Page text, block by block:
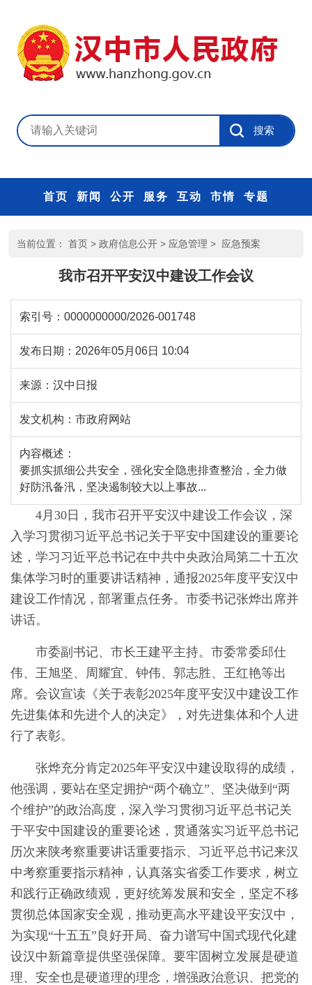
首页 新闻 公开 服务 互动 市情 专题
当前位置： 首页 > 政府信息公开 > 应急管理 > 应急预案
我市召开平安汉中建设工作会议
索引号： 0000000000/2026-001748
发布日期： 2026年05月06日 10:04
来源： 汉中日报
发文机构： 市政府网站
内容概述：
要抓实抓细公共安全，强化安全隐患排查整治，全力做
好防汛备汛，坚决遏制较大以上事故...
4月30日，我市召开平安汉中建设工作会议，深
入学习贯彻习近平总书记关于平安中国建设的重要论
述，学习习近平总书记在中共中央政治局第二十五次
集体学习时的重要讲话精神，通报2025年度平安汉中
建设工作情况，部署重点任务。市委书记张烨出席并
讲话。
市委副书记、市长王建平主持。市委常委邱仕
伟、王旭坚、周耀宜、钟伟、郭志胜、王红艳等出
席。会议宣读《关于表彰2025年度平安汉中建设工作
先进集体和先进个人的决定》，对先进集体和个人进
行了表彰。
张烨充分肯定2025年平安汉中建设取得的成绩，
他强调，要站在坚定拥护“两个确立”、坚决做到“两
个维护”的政治高度，深入学习贯彻习近平总书记关
于平安中国建设的重要论述，贯通落实习近平总书记
历次来陕考察重要讲话重要指示、习近平总书记来汉
中考察重要指示精神，认真落实省委工作要求，树立
和践行正确政绩观，更好统筹发展和安全，坚定不移
贯彻总体国家安全观，推动更高水平建设平安汉中，
为实现“十五五”良好开局、奋力谱写中国式现代化建
设汉中新篇章提供坚强保障。要牢固树立发展是硬道
理、安全也是硬道理的理念，增强政治意识、把党的